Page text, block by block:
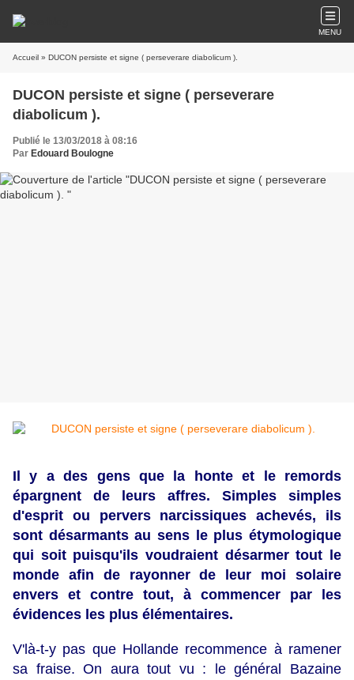
MENU
Accueil » DUCON persiste et signe ( perseverare diabolicum ).
DUCON persiste et signe ( perseverare
diabolicum ).
Publié le 13/03/2018 à 08:16
Par Edouard Boulogne
Il y a des gens que la honte et le remords
épargnent de leurs affres. Simples simples
d'esprit ou pervers narcissiques achevés, ils
sont désarmants au sens le plus étymologique
qui soit puisqu'ils voudraient désarmer tout le
monde afin de rayonner de leur moi solaire
envers et contre tout, à commencer par les
évidences les plus élémentaires.
V'là-t-y pas que Hollande recommence à ramener
sa fraise. On aura tout vu : le général Bazaine